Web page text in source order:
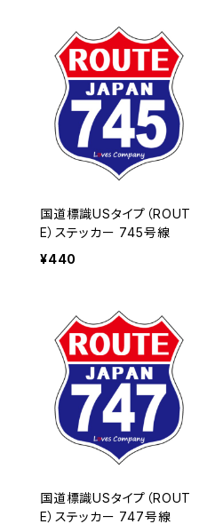
国道標識USタイプ（ROUT
E）ステッカー 745号線
¥440
国道標識USタイプ（ROUT
E）ステッカー 747号線